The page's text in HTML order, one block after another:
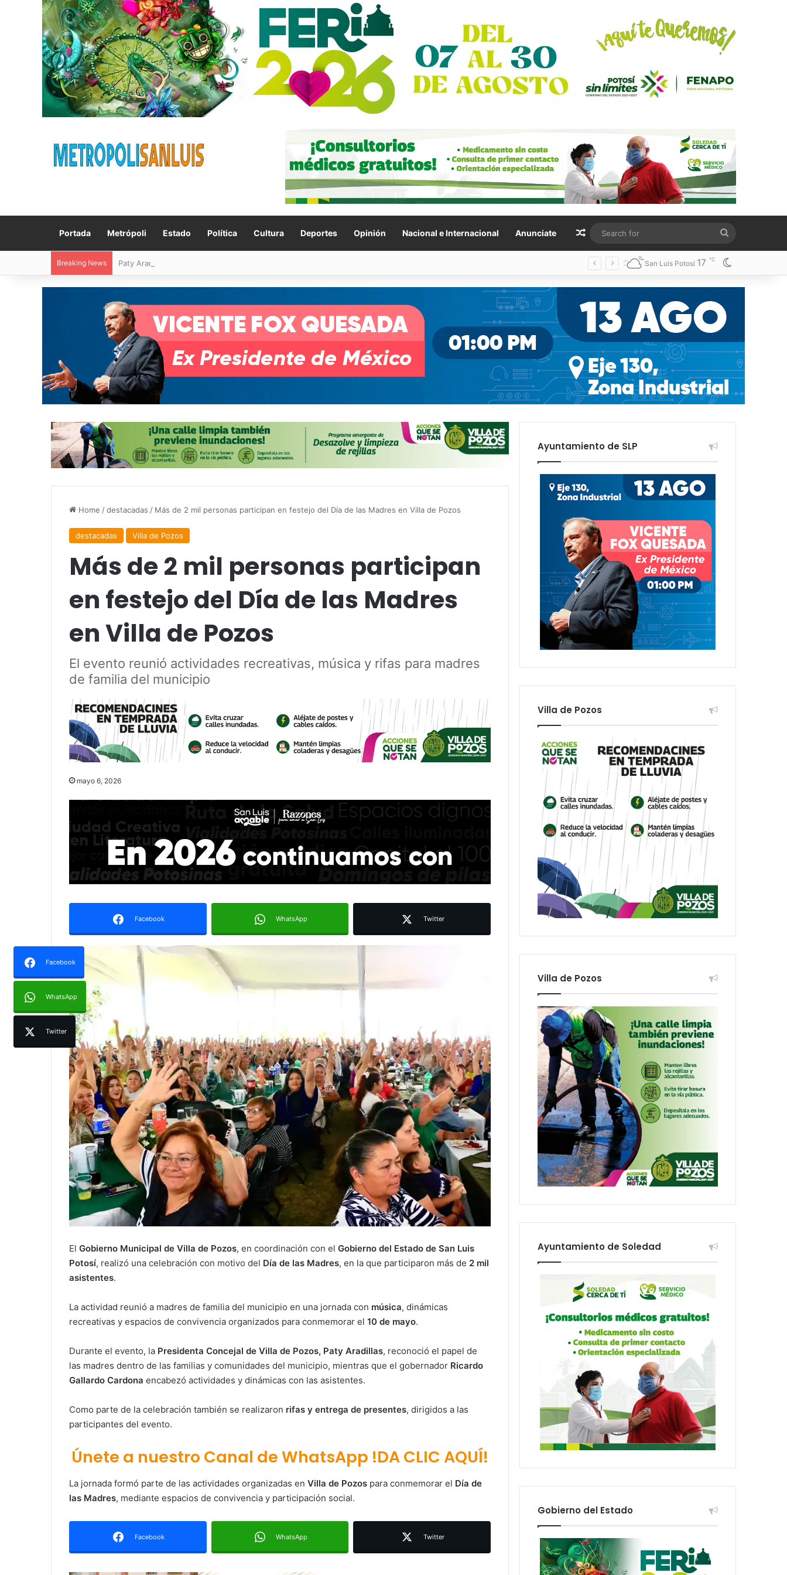
Portada Metrópoli Estado Política Cultura Deportes Opinión Nacional e Internacional Anunciate Random Article
for
Breaking News Paty Aradillas destaca impacto del nuevo desnivel de Circuito Potosí en la movilidad de Villa de Pozos San Luis Potosí 17 ℃
Home /destacadas / Más de 2 mil personas participan en festejo del Día de las Madres en Villa de Pozos
destacadas Villa de Pozos
Más de 2 mil personas participan
en festejo del Día de las Madres
en Villa de Pozos
El evento reunió actividades recreativas, música y rifas para madres
de familia del municipio
mayo 6, 2026
Facebook WhatsApp Twitter
Facebook
WhatsApp
Twitter
El Gobierno Municipal de Villa de Pozos, en coordinación con el Gobierno del Estado de San Luis
Potosí, realizó una celebración con motivo del Día de las Madres, en la que participaron más de 2 mil
asistentes.
La actividad reunió a madres de familia del municipio en una jornada con música, dinámicas
recreativas y espacios de convivencia organizados para conmemorar el 10 de mayo.
Durante el evento, la Presidenta Concejal de Villa de Pozos, Paty Aradillas, reconoció el papel de
las madres dentro de las familias y comunidades del municipio, mientras que el gobernador Ricardo
Gallardo Cardona encabezó actividades y dinámicas con las asistentes.
Como parte de la celebración también se realizaron rifas y entrega de presentes, dirigidos a las
participantes del evento.
Únete a nuestro Canal de WhatsApp !DA CLIC AQUÍ!
La jornada formó parte de las actividades organizadas en Villa de Pozos para conmemorar el Día de
las Madres, mediante espacios de convivencia y participación social.
Facebook WhatsApp Twitter
Paty Aradillas destaca impacto del
nuevo desnivel de Circuito Potosí
en la movilidad de Villa de Pozos
Villa de Pozos reporta reducción del
pastizales
Inauguran paso a desnivel de
Ayuntamiento de SLP
Villa de Pozos
Villa de Pozos
Ayuntamiento de Soledad
Gobierno del Estado